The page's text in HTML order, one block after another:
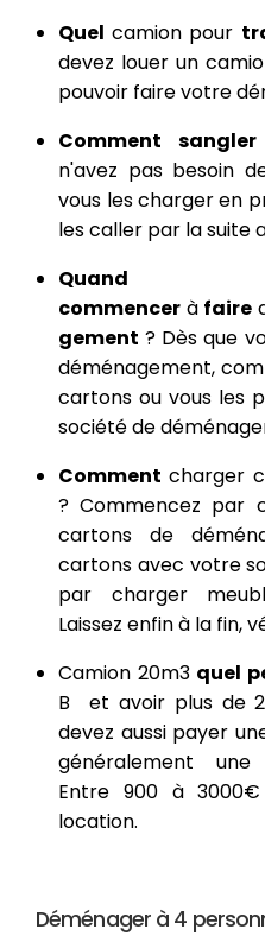
Quel camion pour
devez louer un
pouvoir faire votre
Comment sangler
n'avez pas besoin
vous les charger en
les caller par la suite
Quand
commencer à faire
gement ? Dès que
déménagement,
cartons ou vous les
société de
Comment charger
? Commencez par
cartons de
cartons avec votre
par charger
Laissez enfin à la fin,
Camion 20m3 quel
B et avoir plus de 2
devez aussi payer
généralement
Entre 900 à
location.
Déménager à 4